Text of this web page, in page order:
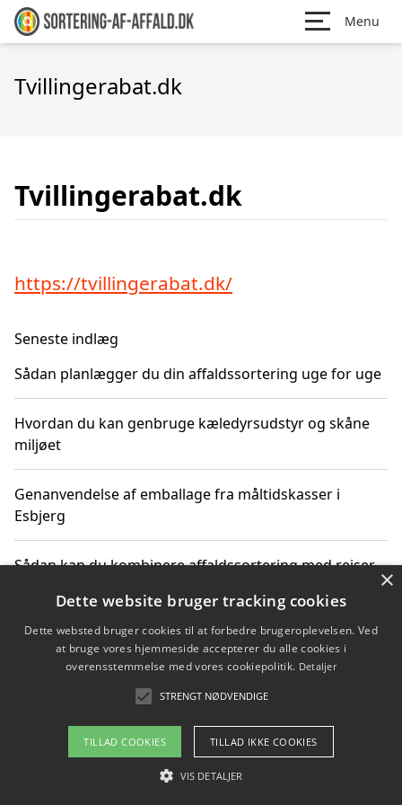
Menu
Tvillingerabat.dk
Tvillingerabat.dk
https://tvillingerabat.dk/
Seneste indlæg
Sådan planlægger du din affaldssortering uge for uge
Hvordan du kan genbruge kæledyrsudstyr og skåne
miljøet
Genanvendelse af emballage fra måltidskasser i
Esbjerg
Sådan kan du kombinere affaldssortering med rejser
Hvordan affaldssortering kan bidrage til co2 reduktion
Om / kontakt
Blog Betingelser
×
Dette website bruger tracking cookies
Dette websted bruger cookies til at forbedre brugeroplevelsen. Ved
at bruge vores hjemmeside accepterer du alle cookies i
overensstemmelse med vores cookiepolitik. Detaljer
STRENGT NØDVENDIGE
TILLAD COOKIES TILLAD IKKE COOKIES
VIS DETALJER